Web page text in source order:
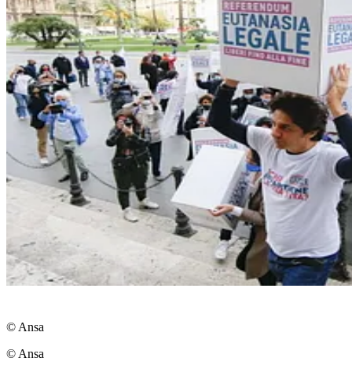
© Ansa
© Ansa